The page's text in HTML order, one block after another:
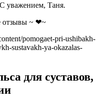
уважением, Таня.
отзывы ~ ❤~
pomogaet-pri-ushibakh-
sustavakh-ya-okazalas-
для суставов,